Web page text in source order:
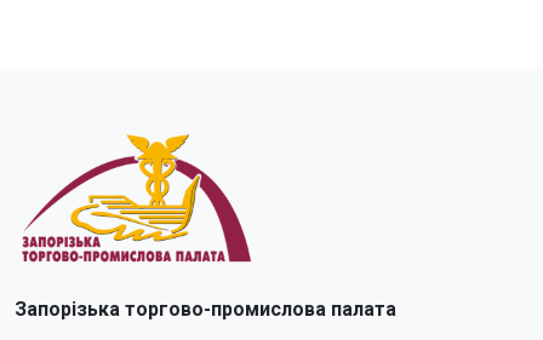
Запорізька торгово-промислова палата